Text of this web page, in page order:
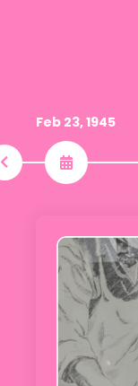
Feb 23, 1945